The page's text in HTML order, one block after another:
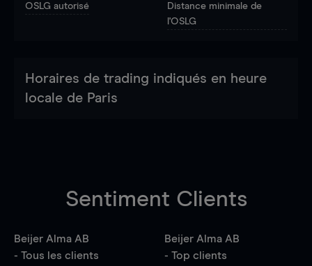
OSLG autorisé
Distance minimale de
l'OSLG
Horaires de trading indiqués en heure
locale de Paris
Sentiment Clients
Beijer Alma AB
- Tous les clients
Beijer Alma AB
- Top clients